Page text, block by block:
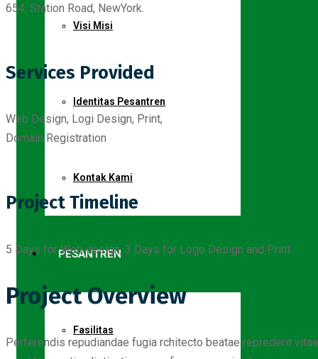
Visi Misi
Identitas Pesantren
Kontak Kami
PESANTREN
Fasilitas
654, Station Road, NewYork.
Services Provided
Web Design, Logi Design, Print,
Domain Registration
Project Timeline
5 Days for Web design, 3 Days for Logo Design and Print
Project Overview
Perferendis repudiandae fugia rchitecto beatae reprederit